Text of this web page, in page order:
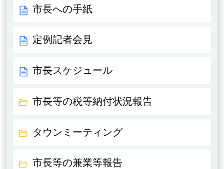
市長への手紙
定例記者会見
市長スケジュール
市長等の税等納付状況報告
タウンミーティング
市長等の兼業等報告